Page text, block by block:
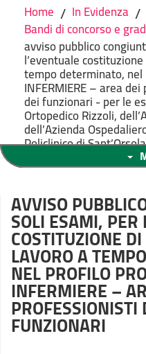
Home / In Evidenza /
Bandi di concorso e
avviso pubblico
l’eventuale
tempo determinato,
INFERMIERE – area
dei funzionari - per le
Ortopedico Rizzoli,
dell’Azienda
Policlinico di
AVVISO
SOLI ESAMI, PER
COSTITUZIONE
LAVORO A
NEL PROFILO
INFERMIERE –
FUNZIONARI